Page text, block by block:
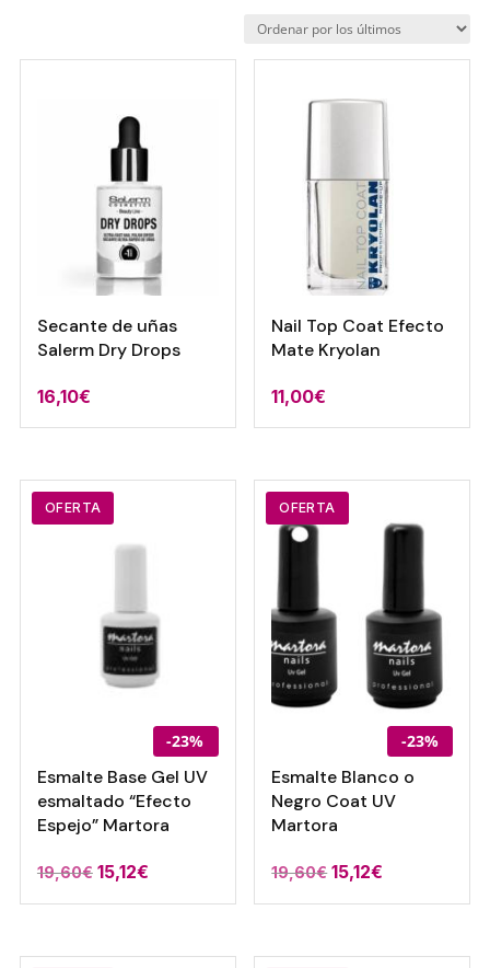
los
últimos
Secante de uñas
Salerm Dry Drops
16,10€
Nail Top Coat Efecto
Mate Kryolan
11,00€
OFERTA
-23%
Esmalte Base Gel UV
esmaltado “Efecto
Espejo” Martora
19,60€ El
precio
era:
15,12€El
precio
es:
OFERTA
-23%
Esmalte Blanco o
Negro Coat UV
Martora
19,60€ El
precio
era:
15,12€
precio
es: